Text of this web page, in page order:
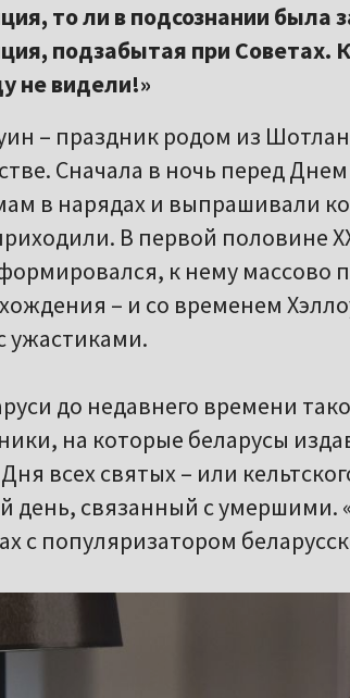
то ли в подсознании была
подзабытая при Советах.
не видели!»
– праздник родом из
Сначала в ночь перед
в нарядах и выпрашивали
В первой половине
к нему массово
– и со временем
ужастиками.
до недавнего времени
на которые беларусы
всех святых – или
день, связанный с умершими.
с популяризатором